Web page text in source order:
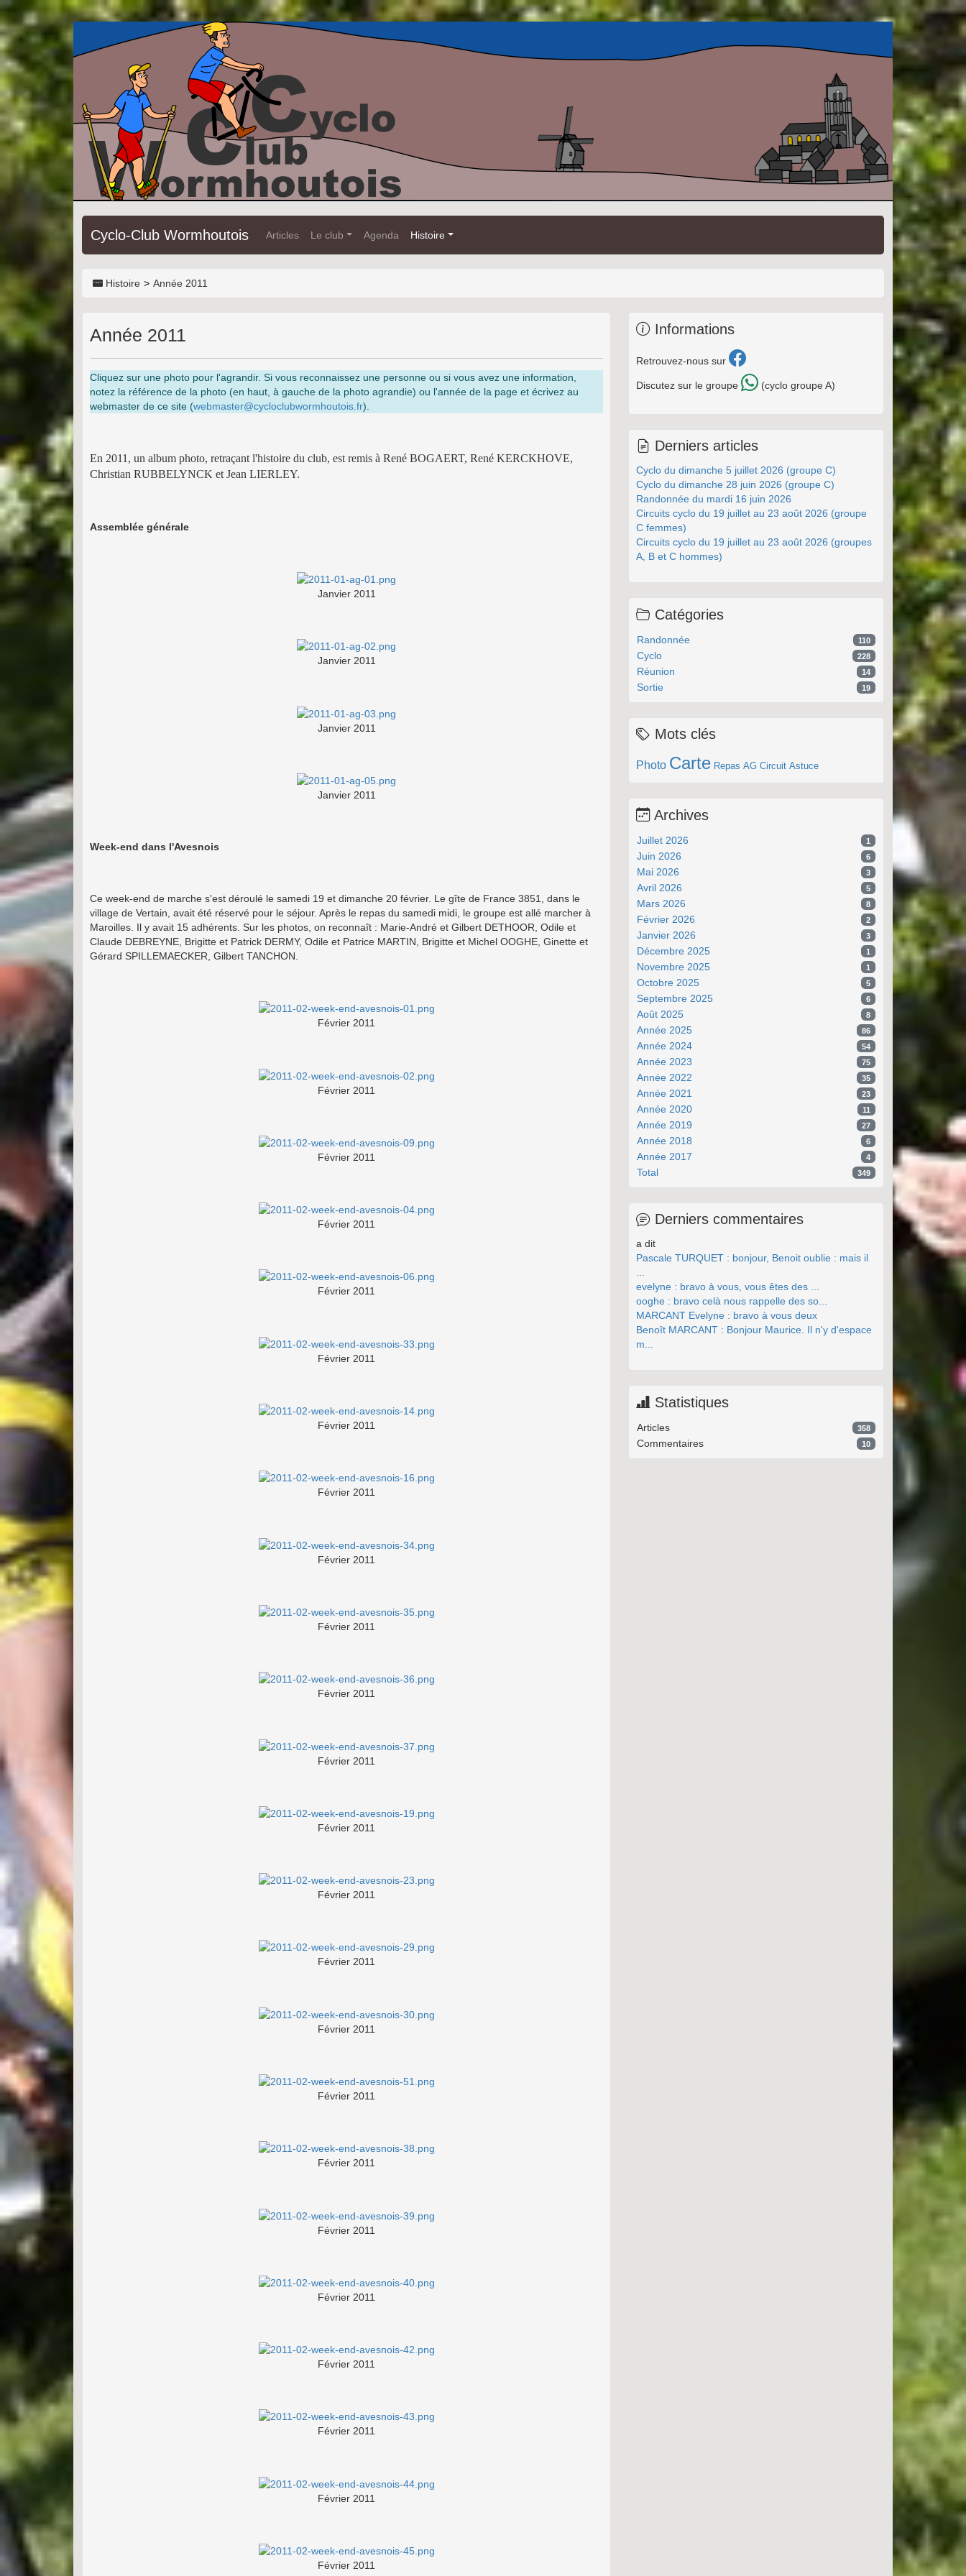
Cyclo-Club Wormhoutois Articles Le club Agenda Histoire
Histoire Année 2011
Année 2011
Cliquez sur une photo pour l'agrandir. Si vous reconnaissez une personne ou si vous avez une information,
notez la référence de la photo (en haut, à gauche de la photo agrandie) ou l'année de la page et écrivez au
webmaster de ce site (webmaster@cycloclubwormhoutois.fr).
En 2011, un album photo, retraçant l'histoire du club, est remis à René BOGAERT, René KERCKHOVE,
Christian RUBBELYNCK et Jean LIERLEY.
Assemblée générale
Janvier 2011
Janvier 2011
Janvier 2011
Janvier 2011
Week-end dans l'Avesnois
Ce week-end de marche s'est déroulé le samedi 19 et dimanche 20 février. Le gîte de France 3851, dans le
village de Vertain, avait été réservé pour le séjour. Après le repas du samedi midi, le groupe est allé marcher à
Maroilles. Il y avait 15 adhérents. Sur les photos, on reconnaît : Marie-André et Gilbert DETHOOR, Odile et
Claude DEBREYNE, Brigitte et Patrick DERMY, Odile et Patrice MARTIN, Brigitte et Michel OOGHE, Ginette et
Gérard SPILLEMAECKER, Gilbert TANCHON.
Février 2011
Février 2011
Février 2011
Février 2011
Février 2011
Février 2011
Février 2011
Février 2011
Février 2011
Février 2011
Février 2011
Février 2011
Février 2011
Février 2011
Février 2011
Février 2011
Février 2011
Février 2011
Février 2011
Février 2011
Février 2011
Février 2011
Février 2011
Février 2011
Informations
Retrouvez-nous sur
Discutez sur le groupe (cyclo groupe A)
Derniers articles
Cyclo du dimanche 5 juillet 2026 (groupe C)
Cyclo du dimanche 28 juin 2026 (groupe C)
Randonnée du mardi 16 juin 2026
Circuits cyclo du 19 juillet au 23 août 2026 (groupe
C femmes)
Circuits cyclo du 19 juillet au 23 août 2026 (groupes
A, B et C hommes)
Catégories
Randonnée 110
Cyclo 228
Réunion 14
Sortie 19
Mots clés
Photo Carte Repas AG Circuit Astuce
Archives
Juillet 2026 1
Juin 2026 6
Mai 2026 3
Avril 2026 5
Mars 2026 8
Février 2026 2
Janvier 2026 3
Décembre 2025 1
Novembre 2025 1
Octobre 2025 5
Septembre 2025 6
Août 2025 8
Année 2025 86
Année 2024 54
Année 2023 75
Année 2022 35
Année 2021 23
Année 2020 11
Année 2019 27
Année 2018 6
Année 2017 4
Total 349
Derniers commentaires
a dit
Pascale TURQUET : bonjour, Benoit oublie : mais il
evelyne : bravo à vous, vous êtes des ...
ooghe : bravo celà nous rappelle des so...
MARCANT Evelyne : bravo à vous deux
Benoît MARCANT : Bonjour Maurice. Il n'y d'espace
m...
Statistiques
Articles 358
Commentaires 10